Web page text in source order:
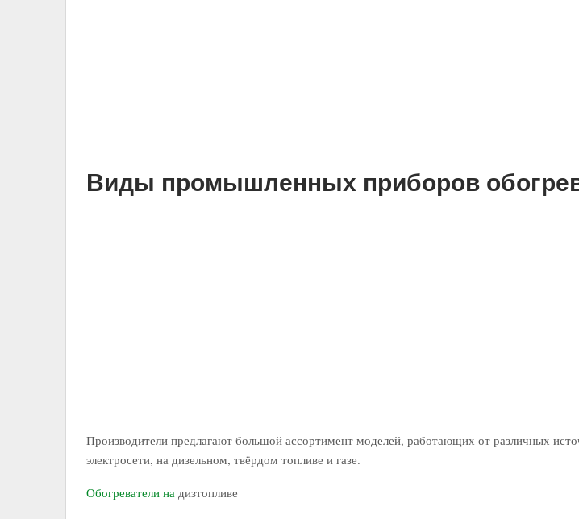
Виды промышленных приборов
Производители предлагают большой ассортимент моделей, работающих от различных
электросети, на дизельном, твёрдом топливе и газе.
Обогреватели на дизтопливе